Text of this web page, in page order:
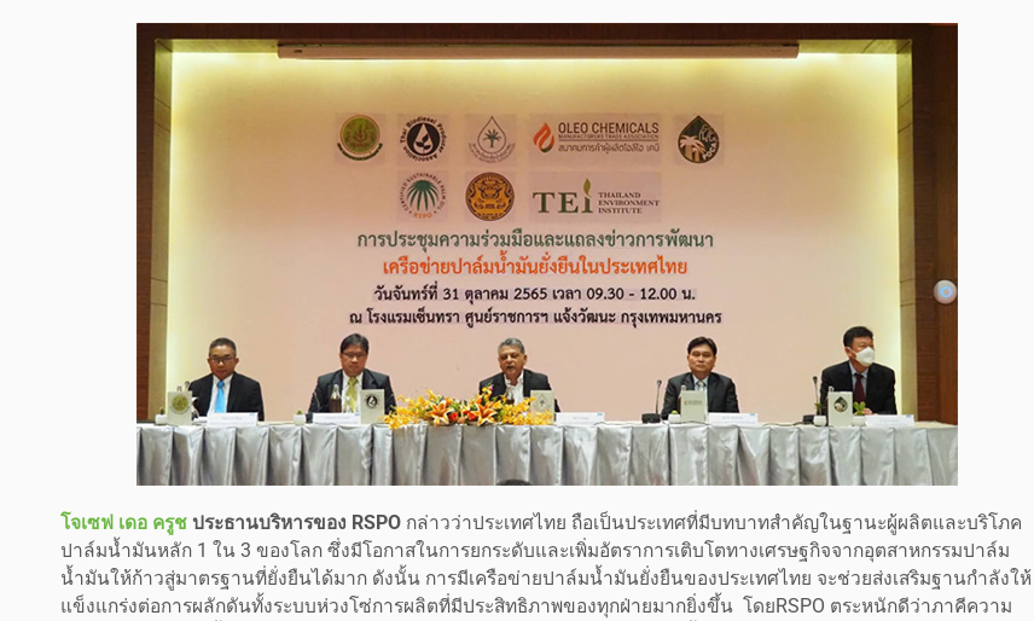
โจเซฟ เดอ ครูช ประธานบริหารของ RSPO กล่าวว่าประเทศไทย ถือเป็นประเทศที่มีบทบาทสำคัญในฐานะผู้ผลิตและบริโภค
ปาล์มน้ำมันหลัก 1 ใน 3 ของโลก ซึ่งมีโอกาสในการยกระดับและเพิ่มอัตราการเติบโตทางเศรษฐกิจจากอุตสาหกรรมปาล์ม
น้ำมันให้ก้าวสู่มาตรฐานที่ยั่งยืนได้มาก ดังนั้น การมีเครือข่ายปาล์มน้ำมันยั่งยืนของประเทศไทย จะช่วยส่งเสริมฐานกำลังให้
แข็งแกร่งต่อการผลักดันทั้งระบบห่วงโซ่การผลิตที่มีประสิทธิภาพของทุกฝ่ายมากยิ่งขึ้น โดยRSPO ตระหนักดีว่าภาคีความ